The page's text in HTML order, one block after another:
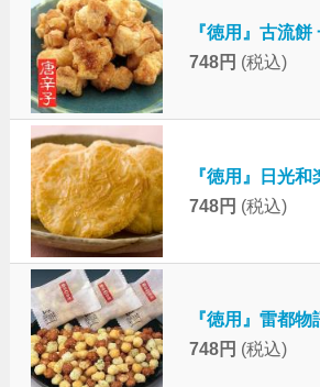
『徳用』古流
748円 (税込)
『徳用』日光和
748円 (税込)
『徳用』雷都物
748円 (税込)